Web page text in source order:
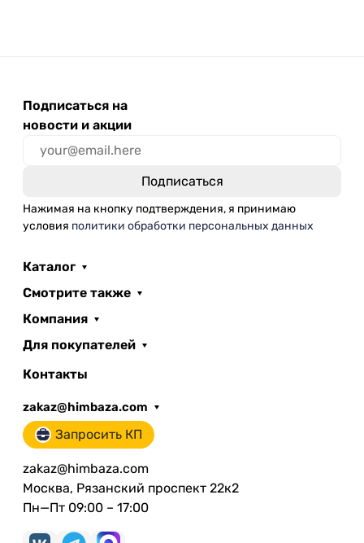
Подписаться на
новости и акции
Нажимая на кнопку подтверждения, я принимаю
условия политики обработки персональных данных
Каталог
Смотрите также
Компания
Для покупателей
Контакты
zakaz@himbaza.com
Запросить КП
zakaz@himbaza.com
Москва, Рязанский проспект 22к2
Пн—Пт 09:00 – 17:00